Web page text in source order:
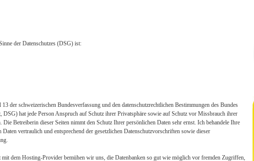
der Datenschutzes (DSG) ist:
der schweizerischen Bundesverfassung und den datenschutzrechtlichen Bestimmungen des Bundes
DSG) hat jede Person Anspruch auf Schutz ihrer Privatsphäre sowie auf Schutz vor Missbrauch ihrer
Die Betreiberin dieser Seiten nimmt den Schutz Ihrer persönlichen Daten sehr ernst. Ich behandele Ihre
Daten vertraulich und entsprechend der gesetzlichen Datenschutzvorschriften sowie dieser
mit dem Hosting-Provider bemühen wir uns, die Datenbanken so gut wie möglich vor fremden Zugriffen,